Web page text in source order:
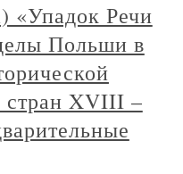
«Упадок Речи
Польши в
стран XVIII –